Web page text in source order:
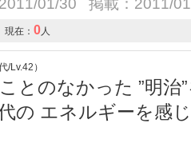
現在： 0 人
/Lv.42）
とのなかった ”明
の エネルギーを感